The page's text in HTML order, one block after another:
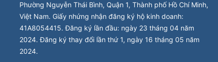
Phường Nguyễn Thái Bình, Quận 1, Thành phố Hồ Chí Minh,
Việt Nam. Giấy nhứng nhận đăng ký hộ kinh doanh:
41A8054415. Đăng ký lần đầu: ngày 23 tháng 04 năm
2024. Đăng ký thay đổi lần thứ 1, ngày 16 tháng 05 năm
2024.